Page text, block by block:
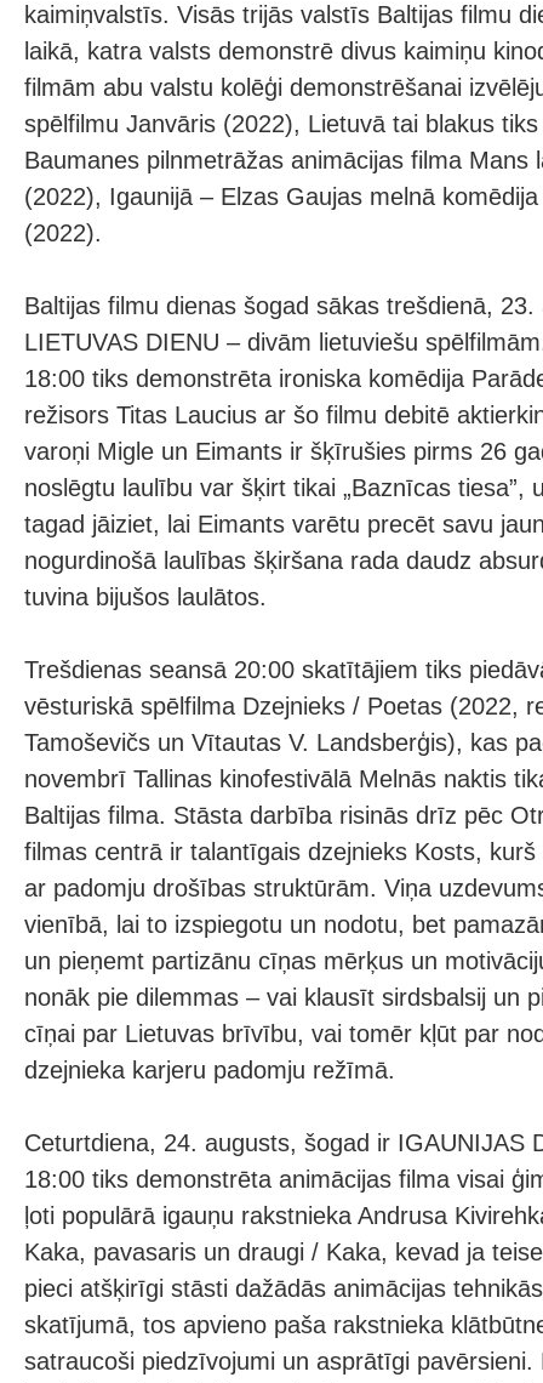
kaimiņvalstīs. Visās trijās valstīs Baltijas filmu
laikā, katra valsts demonstrē divus kaimiņu
filmām abu valstu kolēģi demonstrēšanai
spēlfilmu Janvāris (2022), Lietuvā tai blakus
Baumanes pilnmetrāžas animācijas filma Mans
(2022), Igaunijā – Elzas Gaujas melnā
(2022).
Baltijas filmu dienas šogad sākas trešdienā,
LIETUVAS DIENU – divām lietuviešu
18:00 tiks demonstrēta ironiska komēdija
režisors Titas Laucius ar šo filmu debitē
varoņi Migle un Eimants ir šķīrušies pirms 26
noslēgtu laulību var šķirt tikai „Baznīcas tiesa”,
tagad jāiziet, lai Eimants varētu precēt savu
nogurdinošā laulības šķiršana rada daudz
tuvina bijušos laulātos.
Trešdienas seansā 20:00 skatītājiem tiks
vēsturiskā spēlfilma Dzejnieks / Poetas (2022,
Tamoševičs un Vītautas V. Landsberģis), kas
novembrī Tallinas kinofestivālā Melnās naktis
Baltijas filma. Stāsta darbība risinās drīz pēc
filmas centrā ir talantīgais dzejnieks Kosts,
ar padomju drošības struktūrām. Viņa
vienībā, lai to izspiegotu un nodotu, bet
un pieņemt partizānu cīņas mērķus un
nonāk pie dilemmas – vai klausīt sirdsbalsij un
cīņai par Lietuvas brīvību, vai tomēr kļūt par
dzejnieka karjeru padomju režīmā.
Ceturtdiena, 24. augusts, šogad ir IGAUNIJAS
18:00 tiks demonstrēta animācijas filma visai
ļoti populārā igauņu rakstnieka Andrusa
Kaka, pavasaris un draugi / Kaka, kevad ja
pieci atšķirīgi stāsti dažādās animācijas
skatījumā, tos apvieno paša rakstnieka
satraucoši piedzīvojumi un asprātīgi pavērsieni.